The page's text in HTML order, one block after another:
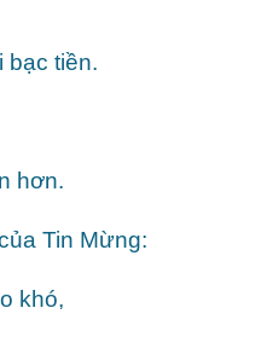
bạc tiền.
hơn.
Tin Mừng:
khó,